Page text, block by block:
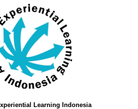
Learning Indonesia